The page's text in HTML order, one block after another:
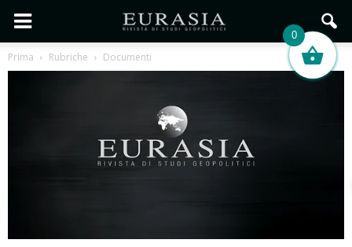
Prima Rubriche Documenti
0